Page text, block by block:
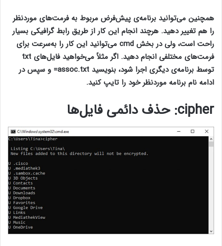
همچنین می‌توانید برنامه‌ی پیش‌فرض مربوط به فرمت‌های موردنظر
را هم تغییر دهید. هرچند انجام این کار از طریق رابط گرافیکی بسیار
راحت است، ولی در بخش cmd می‌توانید این کار را به‌سرعت برای
فرمت‌های مختلفی انجام دهید. اگر مثلاً می‌خواهید فایل‌های txt
توسط برنامه‌ی دیگری اجرا شود، بنویسید assoc.txt= و سپس در
ادامه نام برنامه موردنظر خود را تایپ کنید.
cipher: حذف دائمی فایل‌ها